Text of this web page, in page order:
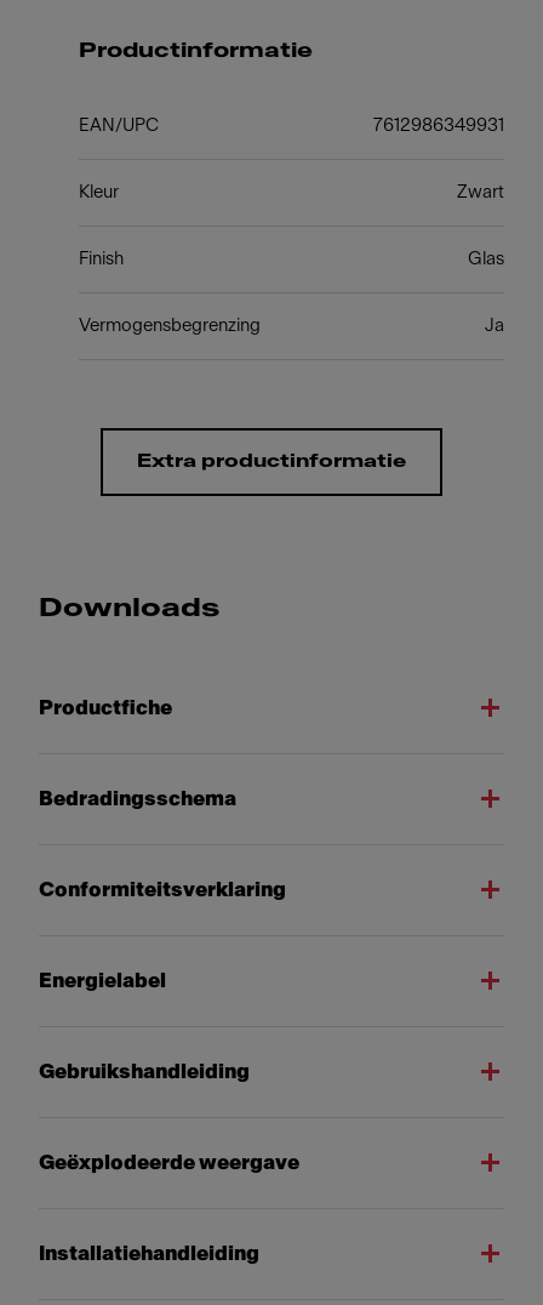
Productinformatie
EAN/UPC 7612986349931
Kleur Zwart
Finish Glas
Vermogensbegrenzing Ja
Extra productinformatie
Downloads
Productfiche
Bedradingsschema
Conformiteitsverklaring
Energielabel
Gebruikshandleiding
Geëxplodeerde weergave
Installatiehandleiding